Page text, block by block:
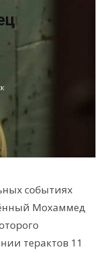
событиях
Мохаммед
терактов 11